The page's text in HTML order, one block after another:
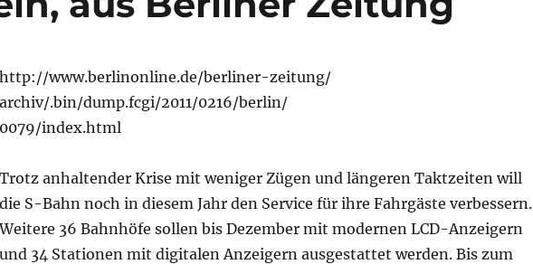
http://www.berlinonline.de/berliner-zeitung/
archiv/.bin/dump.fcgi/2011/0216/berlin/
0079/index.html
Trotz anhaltender Krise mit weniger Zügen und längeren Taktzeiten will
die S-Bahn noch in diesem Jahr den Service für ihre Fahrgäste verbessern.
36 Bahnhöfe sollen bis Dezember mit modernen LCD-Anzeigern
und 34 Stationen mit digitalen Anzeigern ausgestattet werden. Bis zum